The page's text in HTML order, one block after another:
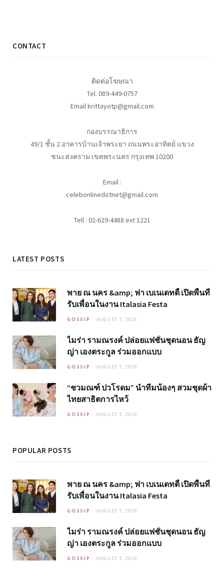
CONTACT
ติดต่อโฆษณา
Tel. 089-449-0757
Email krittayotp@gmail.com
กองบรรณาธิการ
49/1 ชั้น 2 อาคารบ้านเจ้าพระยา ถนนพระอาทิตย์ แขวง
ชนะสงคราม เขตพระนคร กรุงเทพ 10200
Email :
celebonlinedotnet@gmail.com
Tell : 02-629-4488 ext 1221
LATEST POSTS
พาย ณ นคร &amp; ฟา เบเนเดทตี้ เปิดพื้นที่
รับเพื่อนในงาน Italasia Festa
GOSSIP AUGUST 7, 2026
ไมร่า รามณรงค์ ปล่อยแฟชั่นชุดนอน ธัญ
ญ่า เองตระกูล ร่วมออกแบบ
GOSSIP AUGUST 7, 2026
“ชวมณฑ์ ปวโรดม” นำทีมน้องๆ สวมชุดผ้า
ไทยสาธิตการไหว้
GOSSIP AUGUST 7, 2026
POPULAR POSTS
พาย ณ นคร &amp; ฟา เบเนเดทตี้ เปิดพื้นที่
รับเพื่อนในงาน Italasia Festa
GOSSIP AUGUST 7, 2026
ไมร่า รามณรงค์ ปล่อยแฟชั่นชุดนอน ธัญ
ญ่า เองตระกูล ร่วมออกแบบ
GOSSIP AUGUST 7, 2026